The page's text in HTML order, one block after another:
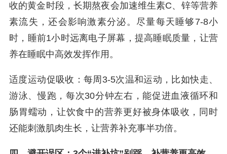
收的黄金时段，长期熬夜会加速维生素C、锌等营养
素流失，还会影响激素分泌。尽量每天睡够7-8小
时，睡前1小时远离电子屏幕，提高睡眠质量，让营
养在睡眠中高效发挥作用。
适度运动促吸收：每周3-5次温和运动，比如快走、
游泳、慢跑，每次30分钟左右，能促进血液循环和
肠胃蠕动，让饮食中的营养更好被身体吸收，同时
还能刺激肌肉生长，让营养补充事半功倍。